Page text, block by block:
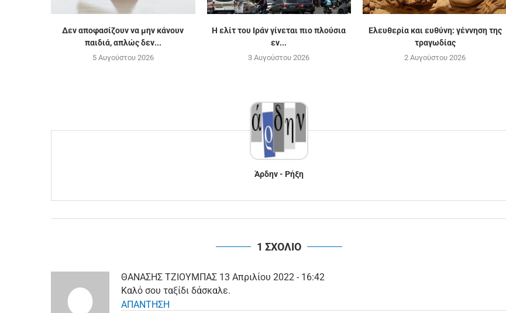
Δεν αποφασίζουν να μην κάνουν
παιδιά, απλώς δεν...
5 Αυγούστου 2026
Η ελίτ του Ιράν γίνεται πιο πλούσια
εν...
3 Αυγούστου 2026
Ε­λευ­θε­ρί­α και ευ­θύ­νη: γέν­νη­ση της
τρα­γω­δί­ας
2 Αυγούστου 2026
Άρδην - Ρήξη
1 ΣΧΟΛΙΟ
ΘΑΝΑΣΗΣ ΤΖΙΟΥΜΠΑΣ 13 Απριλίου 2022 - 16:42
Καλό σου ταξίδι δάσκαλε.
ΑΠΑΝΤΗΣΗ